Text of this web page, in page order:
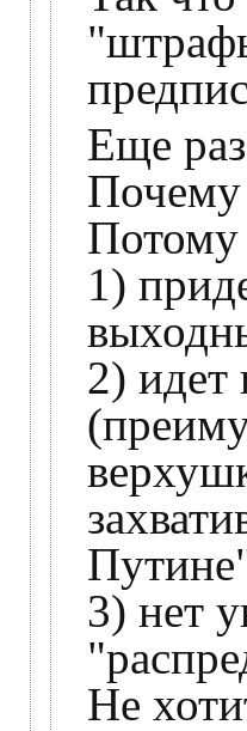
Еще
Почему
Потому
1)
2) идет
3) нет
Не